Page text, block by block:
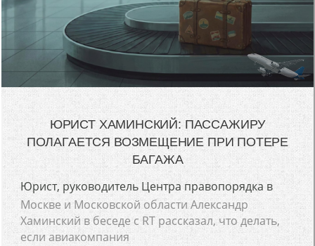
ЮРИСТ ХАМИНСКИЙ: ПАССАЖИРУ
ПОЛАГАЕТСЯ ВОЗМЕЩЕНИЕ ПРИ ПОТЕРЕ
БАГАЖА
Юрист, руководитель Центра правопорядка в
Москве и Московской области Александр
Хаминский в беседе с RT рассказал, что делать,
если авиакомпания